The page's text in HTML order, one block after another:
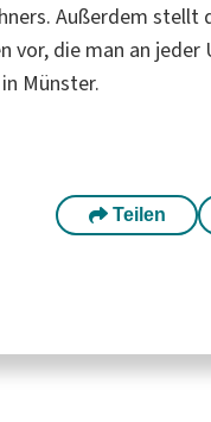
Außerdem stellt
vor, die man an
Münster.
Teilen